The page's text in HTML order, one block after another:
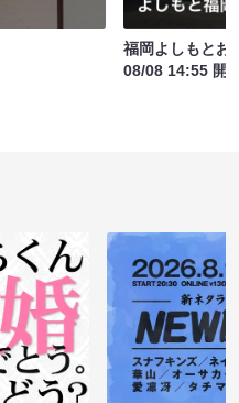
福岡よしもとお
08/08 14:55 開